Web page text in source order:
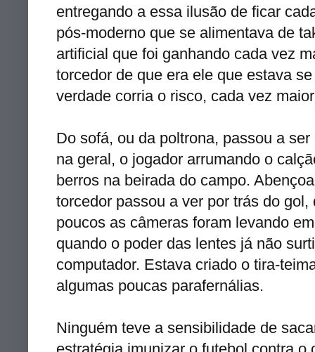
entregando a essa ilusão de ficar
pós-moderno que se alimentava de
artificial que foi ganhando cada vez
torcedor de que era ele que estava
verdade corria o risco, cada vez
Do sofá, ou da poltrona, passou a
na geral, o jogador arrumando o
berros na beirada do campo.
torcedor passou a ver por trás do gol,
poucos as câmeras foram levando
quando o poder das lentes já não
computador. Estava criado o tira-
algumas poucas parafernálias.
Ninguém teve a sensibilidade de